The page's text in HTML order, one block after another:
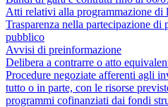
Atti relativi alla programmazione di
Trasparenza nella partecipazione
pubblico
Avvisi di preinformazione
Delibera a contrarre o atto
Procedure negoziate afferenti agli
tutto o in parte, con le risorse
programmi cofinanziati dai fondi